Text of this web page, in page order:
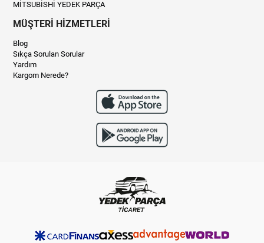
MİTSUBİSHİ YEDEK PARÇA
MÜŞTERİ HİZMETLERİ
Blog
Sıkça Sorulan Sorular
Yardım
Kargom Nerede?